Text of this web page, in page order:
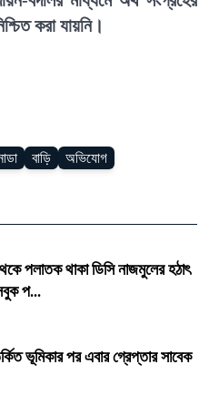
করা যায়নি।
বাড়ি অভিযোগ
পলাতক থাকা ডিসি নাজমুলের হঠাৎ
প...
ভূমিকার পর এবার গ্রেপ্তার সাবেক